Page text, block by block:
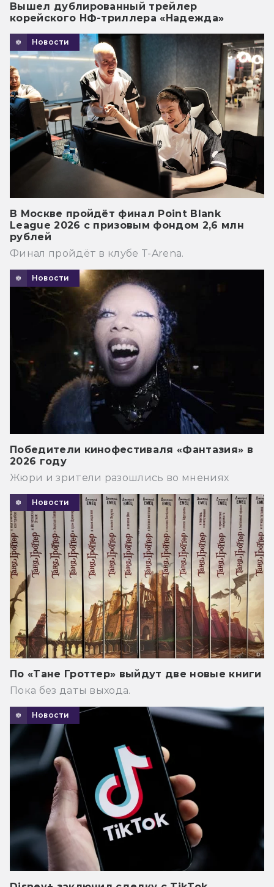
Вышел дублированный трейлер
корейского НФ-триллера «Надежда»
Новости
В Москве пройдёт финал Point Blank
League 2026 с призовым фондом 2,6 млн
рублей
Финал пройдёт в клубе T-Arena.
Новости
Победители кинофестиваля «Фантазия» в
2026 году
Жюри и зрители разошлись во мнениях
Новости
По «Тане Гроттер» выйдут две новые книги
Пока без даты выхода.
Новости